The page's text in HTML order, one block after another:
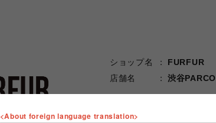
ショップ名
FURFUR
店舗名
渋谷PARCO
ショップお問い合わせは
<About foreign language translation>